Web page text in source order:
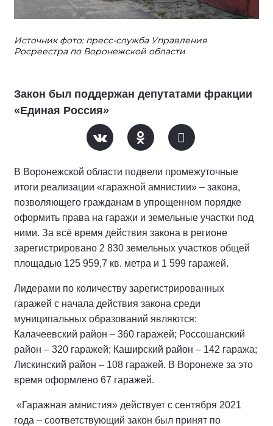
Источник фото: пресс-служба Управления
Росреестра по Воронежской области
Закон был поддержан депутатами фракции
«Единая Россия»
В Воронежской области подвели промежуточные
итоги реализации «гаражной амнистии» – закона,
позволяющего гражданам в упрощенном порядке
оформить права на гаражи и земельные участки под
ними. За всё время действия закона в регионе
зарегистрировано 2 830 земельных участков общей
площадью 125 959,7 кв. метра и 1 599 гаражей.
Лидерами по количеству зарегистрированных
гаражей с начала действия закона среди
муниципальных образований являются:
Калачеевский район – 360 гаражей; Россошанский
район – 320 гаражей; Каширский район – 142 гаража;
Лискинский район – 108 гаражей. В Воронеже за это
время оформлено 67 гаражей.
«Гаражная амнистия» действует с сентября 2021
года – соответствующий закон был принят по